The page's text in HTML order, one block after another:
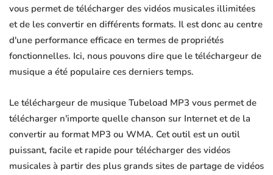
vous permet de télécharger des vidéos musicales illimitées
et de les convertir en différents formats. Il est donc au centre
d'une performance efficace en termes de propriétés
fonctionnelles. Ici, nous pouvons dire que le téléchargeur de
musique a été populaire ces derniers temps.
Le téléchargeur de musique Tubeload MP3 vous permet de
télécharger n'importe quelle chanson sur Internet et de la
convertir au format MP3 ou WMA. Cet outil est un outil
puissant, facile et rapide pour télécharger des vidéos
musicales à partir des plus grands sites de partage de vidéos